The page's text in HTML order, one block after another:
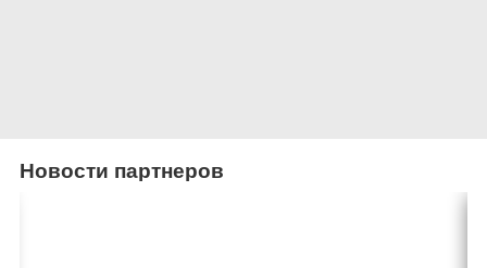
Новости партнеров